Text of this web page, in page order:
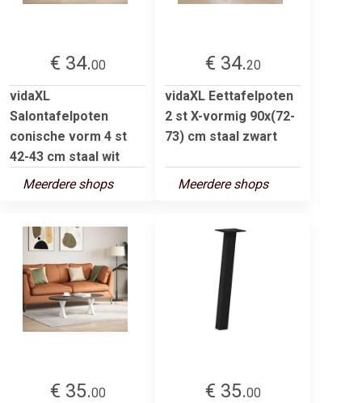
€ 34.00
vidaXL
Salontafelpoten
conische vorm 4 st
42-43 cm staal wit
Meerdere shops
€ 34.20
vidaXL Eettafelpoten
2 st X-vormig 90x(72-
73) cm staal zwart
Meerdere shops
€ 35.00
€ 35.00